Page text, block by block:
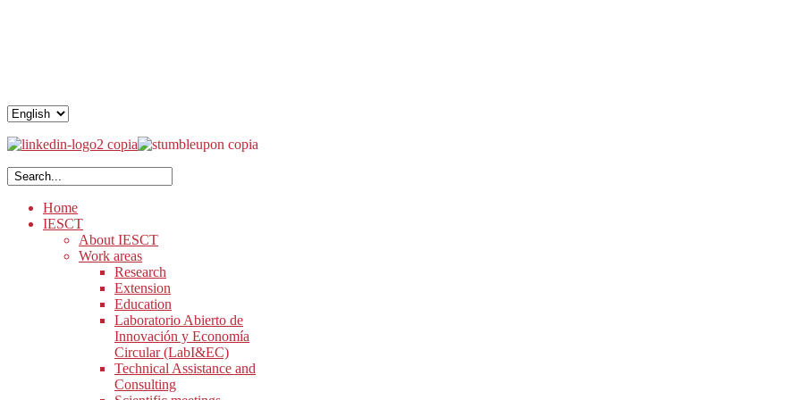
Home
IESCT
About IESCT
Work areas
Research
Extension
Education
Laboratorio Abierto de
Innovación y Economía
Circular (LabI&EC)
Technical Assistance and
Consulting